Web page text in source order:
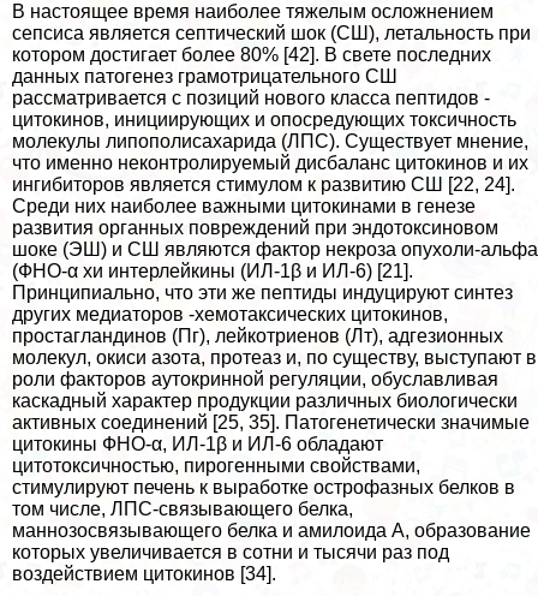
В настоящее время наиболее тяжелым осложнением
сепсиса является септический шок (СШ), летальность при
котором достигает более 80% [42]. В свете последних
данных патогенез грамотрицательного СШ
рассматривается с позиций нового класса пептидов -
цитокинов, инициирующих и опосредующих токсичность
молекулы липополисахарида (ЛПС). Существует мнение,
что именно неконтролируемый дисбаланс цитокинов и их
ингибиторов является стимулом к развитию СШ [22, 24].
Среди них наиболее важными цитокинами в генезе
развития органных повреждений при эндотоксиновом
шоке (ЭШ) и СШ являются фактор некроза опухоли-альфа
(ФНО-α xи интерлейкины (ИЛ-1β и ИЛ-6) [21].
Принципиально, что эти же пептиды индуцируют синтез
других медиаторов -хемотаксических цитокинов,
простагландинов (Пг), лейкотриенов (Лт), адгезионных
молекул, окиси азота, протеаз и, по существу, выступают в
роли факторов аутокринной регуляции, обуславливая
каскадный хаpaктер продукции различных биологически
активных соединений [25, 35]. Патогенетически значимые
цитокины ФНО-α, ИЛ-1β и ИЛ-6 обладают
цитотоксичностью, пирогенными свойствами,
стимулируют печень к выработке острофазных белков в
том числе, ЛПС-связывающего белка,
маннозосвязывающего белка и амилоида А, образование
которых увеличивается в сотни и тысячи раз под
воздействием цитокинов [34].